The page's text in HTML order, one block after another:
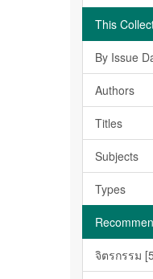
This
By Issue
Authors
Titles
Subjects
Types
จิตรกรรม